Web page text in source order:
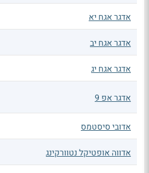
אדגר אגח יא
אדגר אגח יב
אדגר אגח יג
אדגר אפ 9
אדובי סיסטמס
אדווה אופטיקל נטוורקינג